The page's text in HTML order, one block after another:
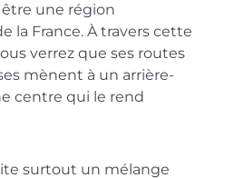
une région
la France. À travers cette
verrez que ses routes
mènent à un arrière-
centre qui le rend
surtout un mélange